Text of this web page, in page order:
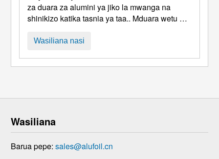
za duara za alumini ya jiko la mwanga na
shinikizo katika tasnia ya taa.. Mduara wetu wa
kivuli cha taa,kifuniko cha taa. Tunazalisha
...
Wasiliana nasi
Wasiliana
Barua pepe:sales@alufoil.cn